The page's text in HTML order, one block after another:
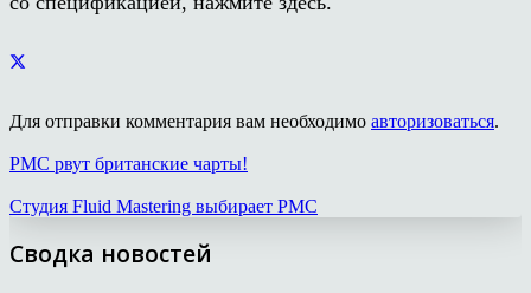
Для отправки комментария вам необходимо авторизоваться.
PMC рвут британские чарты!
Студия Fluid Mastering выбирает PMC
Сводка новостей